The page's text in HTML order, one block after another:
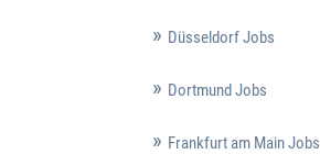
Düsseldorf Jobs
Dortmund Jobs
Frankfurt am Main Jobs